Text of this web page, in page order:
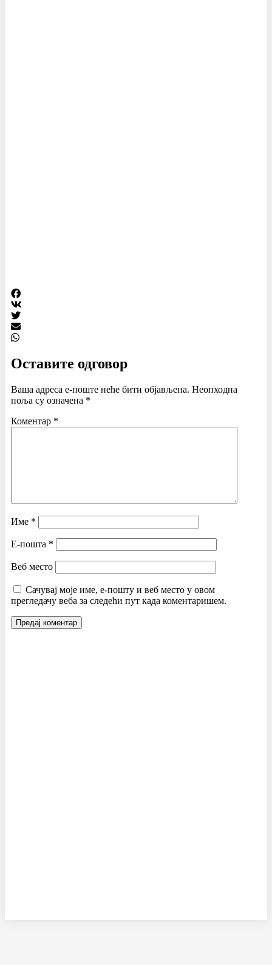
Оставите одговор
Ваша адреса е-поште неће бити објављена. Неопходна
поља су означена *
Коментар *
Име *
Е-пошта *
Веб место
Сачувај моје име, е-пошту и веб место у овом
прегледачу веба за следећи пут када коментаришем.